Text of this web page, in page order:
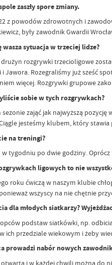
zaszły spore zmiany.
z powodów zdrowotnych i
były zawodnik Gwardii
sytuacja w trzeciej lidze?
rozgrywki trzecioligowe
i Jawora. Rozegraliśmy już sześć
więcej. Rozgrywki grupowe
sobie w tych rozgrywkach?
zająć jak najwyższą
jesteśmy klubem, który
na treningi?
tygodniu po dwie godziny.
ligowych to nie
roku ćwiczą w naszym klubie
wszyscy na nie chętnie
dla młodych siatkarzy?
podstaw siatkówki, np.
ich przedziale wiekowym i żeby
prowadzi nabór nowych
otwarta i w każdej chwili można do